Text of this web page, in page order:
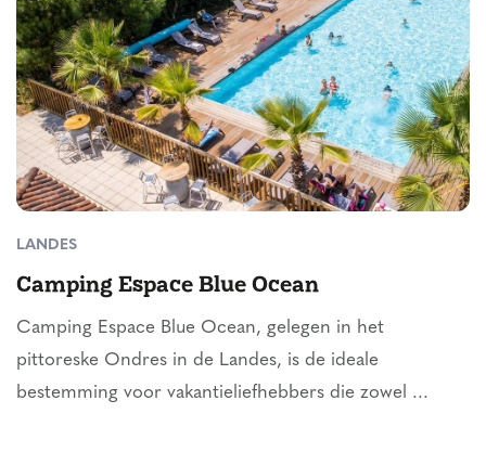
LANDES
Camping Espace Blue Ocean
Camping Espace Blue Ocean, gelegen in het
pittoreske Ondres in de Landes, is de ideale
bestemming voor vakantieliefhebbers die zowel ...